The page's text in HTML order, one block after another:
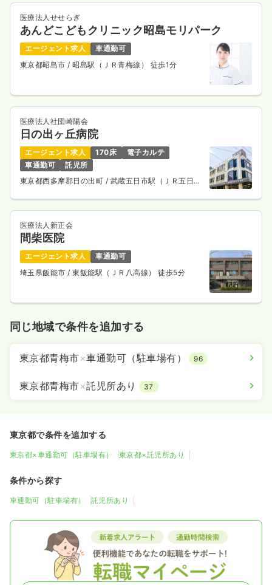
医療法人せせらぎ
あんどこどもクリニック昭島モリパーク
エージェント求人
車通勤可
東京都昭島市 / 昭島駅（ＪＲ青梅線） 徒歩1分
医療法人社団崎陽会
日の出ヶ丘病院
エージェント求人 170床
電子カルテ
車通勤可
託児所
東京都西多摩郡日の出町 / 武蔵五日市駅（ＪＲ五日市
医療法人新正会
間柴医院
エージェント求人
車通勤可
埼玉県飯能市 / 東飯能駅（ＪＲ八高線） 徒歩5分
同じ地域で条件を追加する
東京都青梅市×車通勤可（駐車場有） 96
東京都青梅市×託児所あり 37
東京都で条件を追加する
東京都×車通勤可（駐車場有） 東京都×託児所あり
条件から探す
車通勤可（駐車場有） 託児所あり